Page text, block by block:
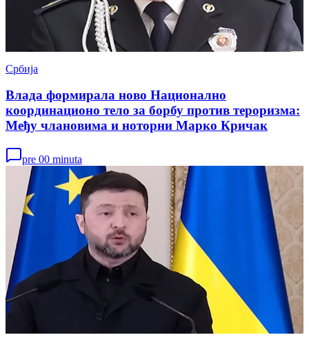
Србија
Влада формирала ново Национално
координационо тело за борбу против тероризма:
Међу члановима и ноторни Марко Кричак
pre 00 minuta